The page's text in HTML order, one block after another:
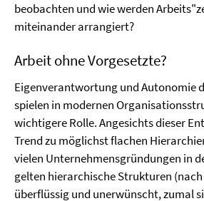
beobachten und wie werden
miteinander arrangiert?
Arbeit ohne Vorgesetzte?
Eigenverantwortung und Autonomie
spielen in modernen
wichtigere Rolle. Angesichts dieser
Trend zu möglichst flachen
vielen Unternehmensgründungen in
gelten hierarchische Strukturen
überflüssig und unerwünscht, zumal